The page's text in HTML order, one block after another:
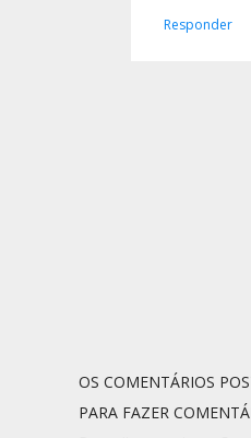
Responder
OS COMENTÁRIOS
PARA FAZER